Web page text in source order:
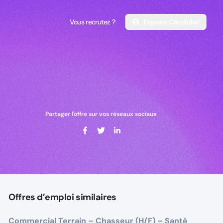
Vous recrutez ?
Vous recrutez ?
Partager l'offre sur vos réseaux sociaux
Offres d’emploi similaires
Commercial Terrain – Chasseur (H/F) – Santé